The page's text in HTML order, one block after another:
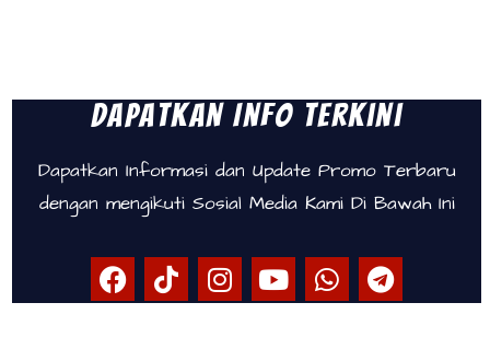
Dapatkan Info Terkini
Dapatkan Informasi dan Update Promo Terbaru
dengan mengikuti Sosial Media Kami Di Bawah Ini